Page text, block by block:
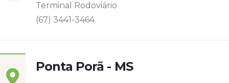
Terminal Rodoviário
(67) 3441-3464
Ponta Porã - MS